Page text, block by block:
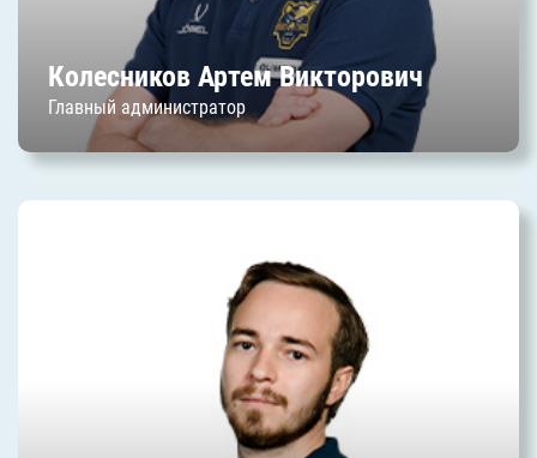
Колесников Артем Викторович
Главный администратор
Спиридонов Егор
Алексеевич
Дата начала работы в клубе: август 2025 г.